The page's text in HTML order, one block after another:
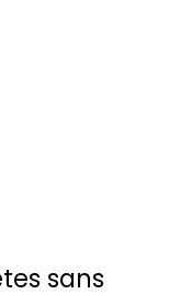
sans